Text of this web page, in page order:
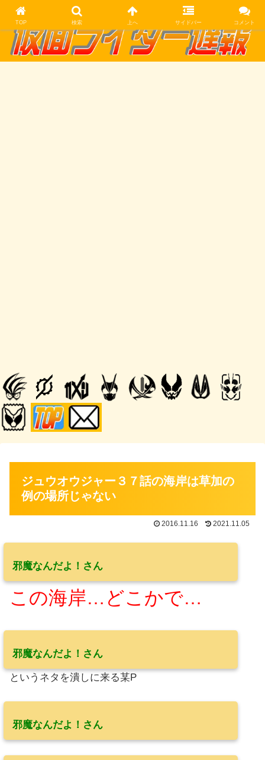
ジュウオウジャー３７話の海岸は草加の
例の場所じゃない
2016.11.16 2021.11.05
邪魔なんだよ！さん
この海岸…どこかで…
邪魔なんだよ！さん
というネタを潰しに来る某P
邪魔なんだよ！さん
TOP 検索 上へ サイドバー コメント